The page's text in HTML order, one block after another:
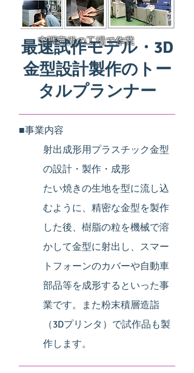
空調完備の工場で作業
最速試作モデル・3D
金型設計製作のトー
タルプランナー
■事業内容
射出成形用プラスチック金型
の設計・製作・成形
たい焼きの生地を型に流し込
むように、精密な金型を製作
した後、樹脂の粒を機械で溶
かして金型に射出し、スマー
トフォーンのカバーや自動車
部品等を成形するといった事
業です。また粉末積層造詣
（3Dプリンタ）で試作品も製
作します。